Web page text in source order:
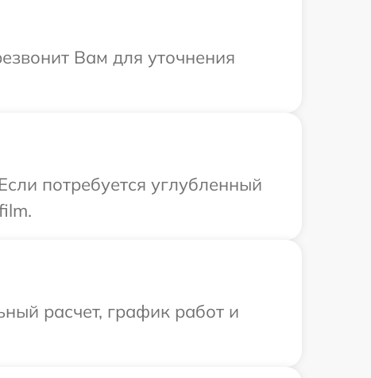
Вам для уточнения
потребуется углубленный
расчет, график работ и